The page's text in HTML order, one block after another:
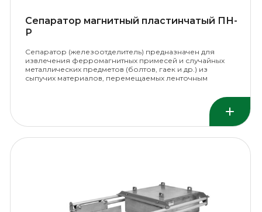
Сепаратор магнитный пластинчатый ПН-
Р
Сепаратор (железоотделитель) предназначен для
извлечения ферромагнитных примесей и случайных
металлических предметов (болтов, гаек и др.) из
сыпучих материалов, перемещаемых ленточным